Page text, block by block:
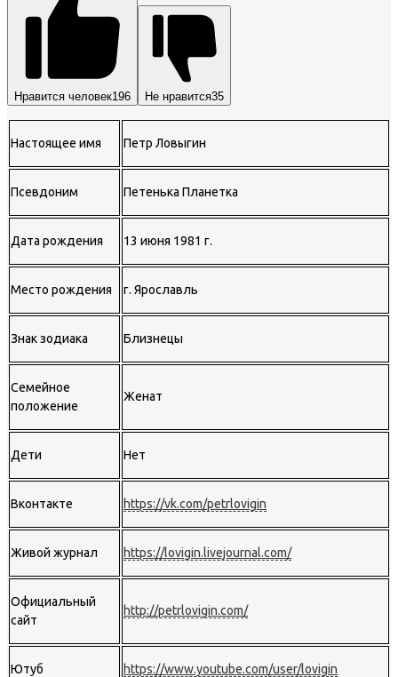
Нравится человек196 Не нравится35
Настоящее имя Петр Ловыгин
Псевдоним Петенька Планетка
Дата рождения 13 июня 1981 г.
Место рождения г. Ярославль
Знак зодиака Близнецы
Семейное
положение
Женат
Дети Нет
Вконтакте https://vk.com/petrlovigin
Живой журнал https://lovigin.livejournal.com/
Официальный
сайт
http://petrlovigin.com/
Ютуб https://www.youtube.com/user/lovigin